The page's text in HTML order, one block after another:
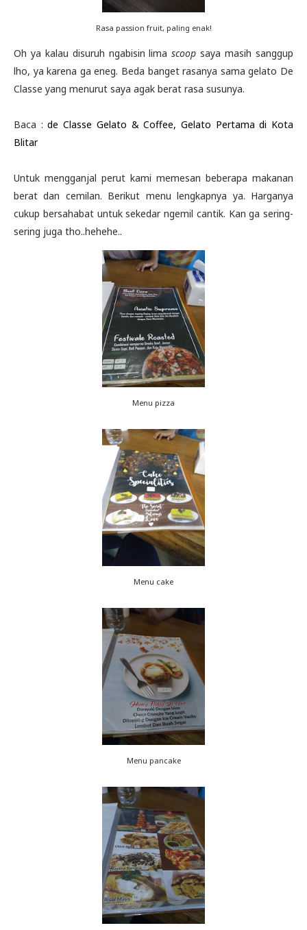
Rasa passion fruit, paling enak!
Oh ya kalau disuruh ngabisin limascoopsaya masih sanggup
lho, ya karena ga eneg. Beda banget rasanya sama gelato De
Classe yang menurut saya agak berat rasa susunya.
Baca :de Classe Gelato & Coffee, Gelato Pertama di Kota
Blitar
Untuk mengganjal perut kami memesan beberapa makanan
berat dan cemilan. Berikut menu lengkapnya ya. Harganya
cukup bersahabat untuk sekedar ngemil cantik. Kan ga sering-
sering juga tho..hehehe..
Menu pizza
Menu cake
Menu pancake